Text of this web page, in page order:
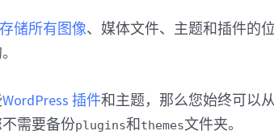
储所有图像、媒体文件、主题和插件的
WordPress 插件和主题，那么您始终可以
需要备份plugins和themes文件夹。